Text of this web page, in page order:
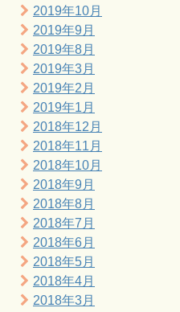
2019年10月
2019年9月
2019年8月
2019年3月
2019年2月
2019年1月
2018年12月
2018年11月
2018年10月
2018年9月
2018年8月
2018年7月
2018年6月
2018年5月
2018年4月
2018年3月